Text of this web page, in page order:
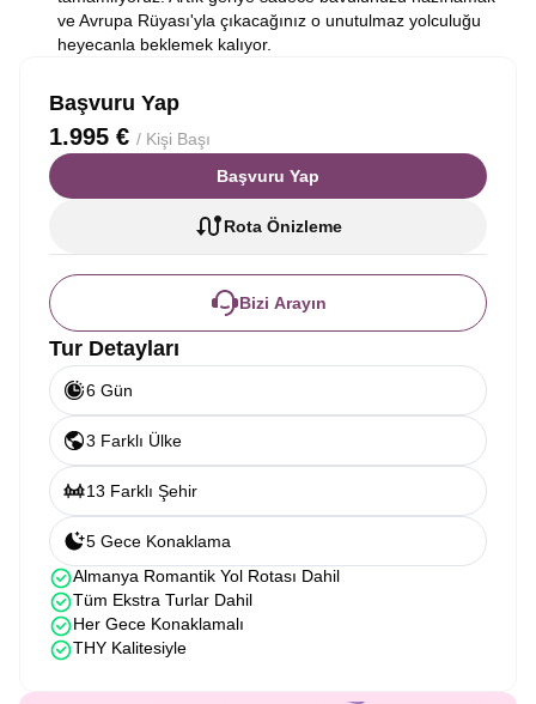
ve Avrupa Rüyası'yla çıkacağınız o unutulmaz yolculuğu
heyecanla beklemek kalıyor.
Başvuru Yap
1.995 € / Kişi Başı
Başvuru Yap
Rota Önizleme
Bizi Arayın
Tur Detayları
6 Gün
3 Farklı Ülke
13 Farklı Şehir
5 Gece Konaklama
Almanya Romantik Yol Rotası Dahil
Tüm Ekstra Turlar Dahil
Her Gece Konaklamalı
THY Kalitesiyle